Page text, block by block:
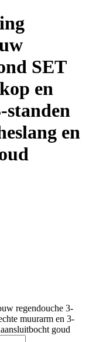
SET
en
standen
en
regendouche 3-
muurarm en 3-
goud